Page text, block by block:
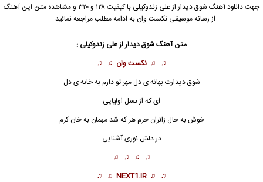
جهت دانلود آهنگ شوق دیدار ازعلی زندوکیلی
با کیفیت ۱۲۸ و ۳۲۰ و مشاهده متن این آهنگ
از رسانه موسیقی نکست وان به ادامه مطلب مراجعه نمائید …
متن آهنگشوق دیدارازعلی زندوکیلی :
♫ ♫ نکست وان ♫ ♫
شوق دیدارت بهانه ی دل مهر تو دارم به خانه ی دل
ای که از نسل اولیایی
خوش به حال زائران حرم هر که شد مهمان به خان کرم
در دلش نوری آشنایی
♫ ♫ ♫ ♫
♫ ♫
NEXT1.IR
♫ ♫